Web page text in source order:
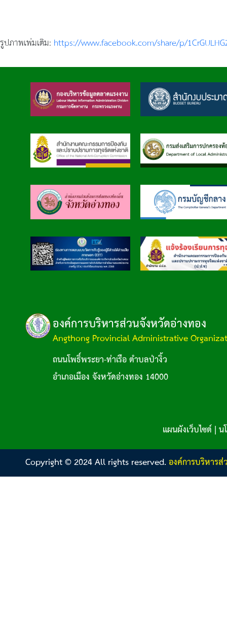
รูปภาพเพ่มเติม: https://www.facebook.com/share/p/
องค์การบริหารส่วนจังหวัดอ่างทอง
Angthong Provincial Administrative
ถนนโพธิ์พระยา-ท่าเรือ ตำบลป่างิ้ว
อำเภอเมือง จังหวัดอ่างทอง 14000
แผนผังเว็บไซต์|น
Copyright © 2024 All rights reserved.องค์การบริหาร